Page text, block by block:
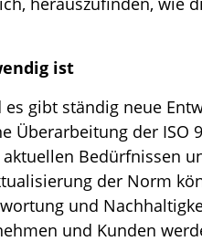
ist
gibt ständig neue
Überarbeitung der ISO
Bedürfnissen
der Norm
und
und Kunden